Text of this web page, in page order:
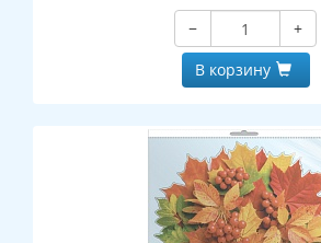
−
+
В корзину